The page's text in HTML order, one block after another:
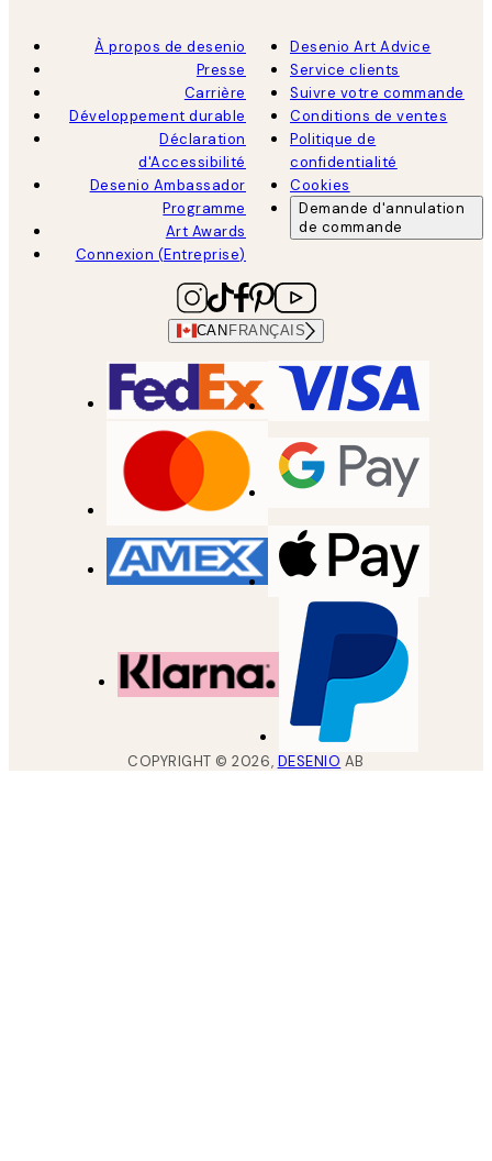
À propos de desenio
Presse
Carrière
Développement durable
Déclaration
d'Accessibilité
Desenio Ambassador
Programme
Art Awards
Connexion (Entreprise)
Desenio Art Advice
Service clients
Suivre votre commande
Conditions de ventes
Politique de
confidentialité
Cookies
Demande d'annulation
de commande
CAN FRANÇAIS
COPYRIGHT ©2026, DESENIO AB